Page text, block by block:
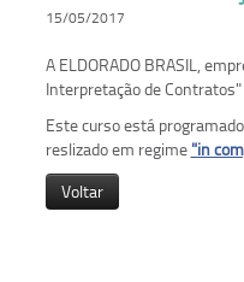
15/05/2017
A ELDORADO BRASIL,
Interpretação de
Este curso está
reslizado em regime "in
Voltar